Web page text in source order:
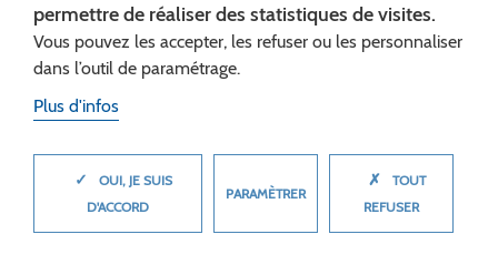
CONSEIL DÉPARTEMENTAL DE L'AISNE
Siège :
permettre de réaliser des statistiques de visites.
Vous pouvez les accepter, les refuser ou les personnaliser
dans l’outil de paramétrage.
Plus d'infos
✓
OUI, JE SUIS
D'ACCORD
PARAMÈTRER
✗
TOUT
REFUSER
MASQUER